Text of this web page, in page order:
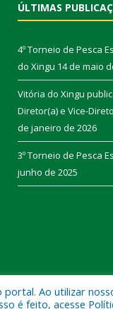
ÚLTIMAS
4º Torneio de Pesca
do Xingu 14 de maio
Vitória do Xingu
Diretor(a) e Vice-
de janeiro de 2026
3º Torneio de Pesca
junho de 2025
do Xingu.
Ao utilizar
é feito, acesse